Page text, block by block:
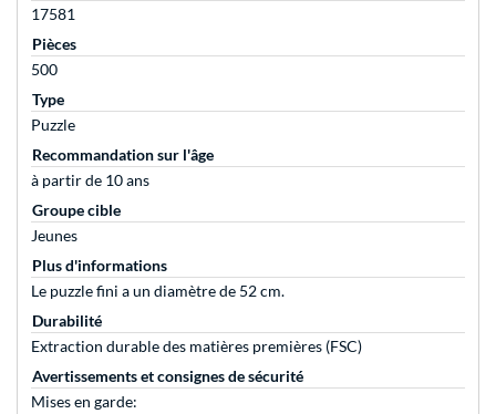
17581
Pièces
500
Type
Puzzle
Recommandation sur l'âge
à partir de 10 ans
Groupe cible
Jeunes
Plus d'informations
Le puzzle fini a un diamètre de 52 cm.
Durabilité
Extraction durable des matières premières (FSC)
Avertissements et consignes de sécurité
Mises en garde: